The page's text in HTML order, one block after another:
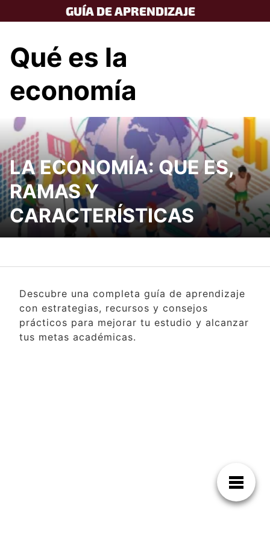
to
GUÍA DE APRENDIZAJE
Qué es la
economía
LA ECONOMÍA: QUE ES,
RAMAS Y
CARACTERÍSTICAS
Descubre una completa guía de aprendizaje
con estrategias, recursos y consejos
prácticos para mejorar tu estudio y alcanzar
tus metas académicas.